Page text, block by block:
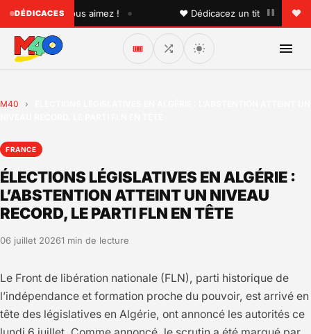
DÉDICACES
que vous aimez ! • ♥ Dédicacez un titre à vos
🎟️
M40 ›
FRANCE
ÉLECTIONS LÉGISLATIVES EN ALGÉRIE :
L’ABSTENTION ATTEINT UN NIVEAU
RECORD, LE PARTI FLN EN TÊTE
06 juillet 20261 min de lecture
Le Front de libération nationale (FLN), parti historique de
l’indépendance et formation proche du pouvoir, est arrivé en
tête des législatives en Algérie, ont annoncé les autorités ce